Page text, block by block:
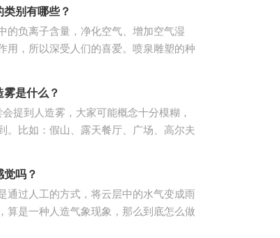
类别有哪些？
的负离子含量，净化空气、增加空气湿
用，所以深受人们的喜爱。喷泉雕塑的种
是什么？
提到人造雾，大家可能概念十分模糊，
。比如：假山、露天餐厅、广场、高尔夫
觉吗？
通过人工的方式，将云层中的水气变成雨
算是一种人造气象现象，那么到底怎么做